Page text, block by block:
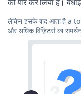
लेकिन इसके बाद आता है a
और अधिक विज़िटर्स का